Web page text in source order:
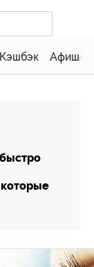
Кэшбэк Афиша